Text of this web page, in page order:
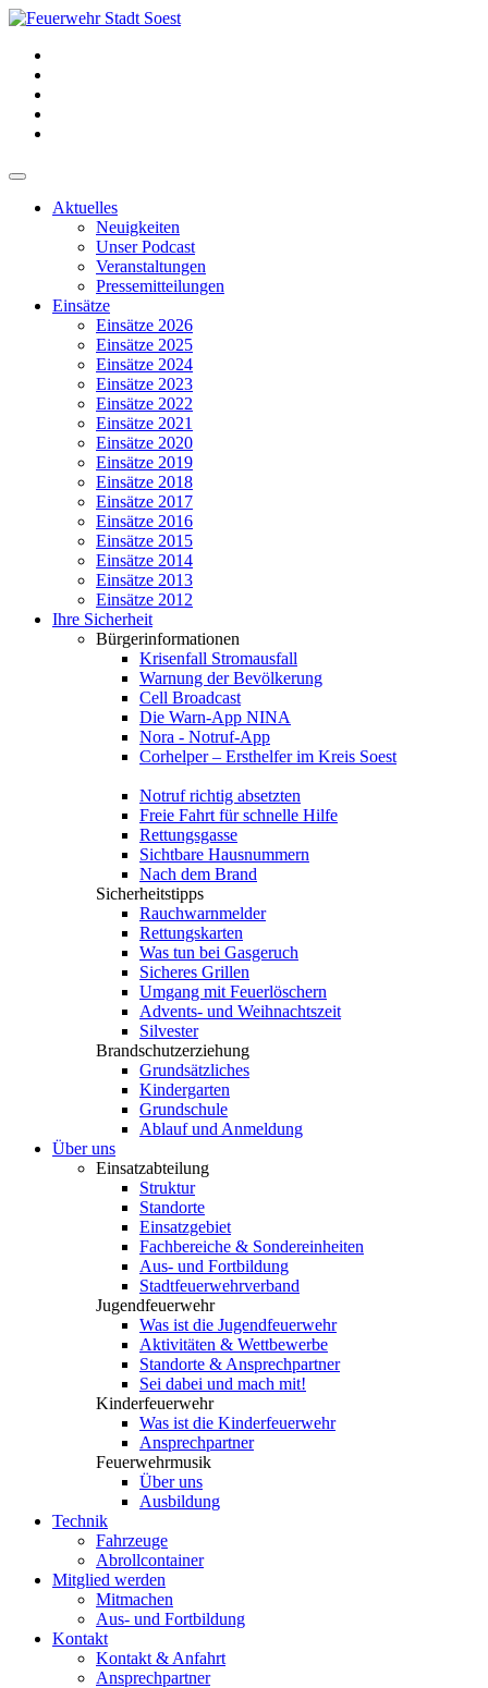
Aktuelles
Neuigkeiten
Unser Podcast
Veranstaltungen
Pressemitteilungen
Einsätze
Einsätze 2026
Einsätze 2025
Einsätze 2024
Einsätze 2023
Einsätze 2022
Einsätze 2021
Einsätze 2020
Einsätze 2019
Einsätze 2018
Einsätze 2017
Einsätze 2016
Einsätze 2015
Einsätze 2014
Einsätze 2013
Einsätze 2012
Ihre Sicherheit
Bürgerinformationen
Krisenfall Stromausfall
Warnung der Bevölkerung
Cell Broadcast
Die Warn-App NINA
Nora - Notruf-App
Corhelper – Ersthelfer im Kreis Soest
Notruf richtig absetzten
Freie Fahrt für schnelle Hilfe
Rettungsgasse
Sichtbare Hausnummern
Nach dem Brand
Sicherheitstipps
Rauchwarnmelder
Rettungskarten
Was tun bei Gasgeruch
Sicheres Grillen
Umgang mit Feuerlöschern
Advents- und Weihnachtszeit
Silvester
Brandschutzerziehung
Grundsätzliches
Kindergarten
Grundschule
Ablauf und Anmeldung
Über uns
Einsatzabteilung
Struktur
Standorte
Einsatzgebiet
Fachbereiche & Sondereinheiten
Aus- und Fortbildung
Stadtfeuerwehrverband
Jugendfeuerwehr
Was ist die Jugendfeuerwehr
Aktivitäten & Wettbewerbe
Standorte & Ansprechpartner
Sei dabei und mach mit!
Kinderfeuerwehr
Was ist die Kinderfeuerwehr
Ansprechpartner
Feuerwehrmusik
Über uns
Ausbildung
Technik
Fahrzeuge
Abrollcontainer
Mitglied werden
Mitmachen
Aus- und Fortbildung
Kontakt
Kontakt & Anfahrt
Ansprechpartner